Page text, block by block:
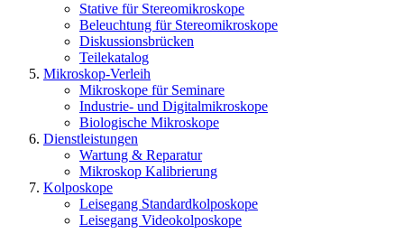
Stative für Stereomikroskope
Beleuchtung für Stereomikroskope
Diskussionsbrücken
Teilekatalog
Mikroskop-Verleih
Mikroskope für Seminare
Industrie- und Digitalmikroskope
Biologische Mikroskope
Dienstleistungen
Wartung & Reparatur
Mikroskop Kalibrierung
Kolposkope
Leisegang Standardkolposkope
Leisegang Videokolposkope